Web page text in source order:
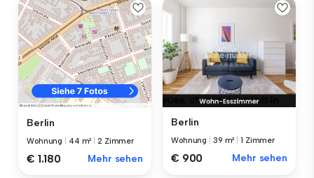
Berlin
Wohnung 44 m² |2 Zimmer
€ 1.180 Mehr sehen
Berlin
Wohnung 39 m² |1 Zimmer
€ 900 Mehr sehen